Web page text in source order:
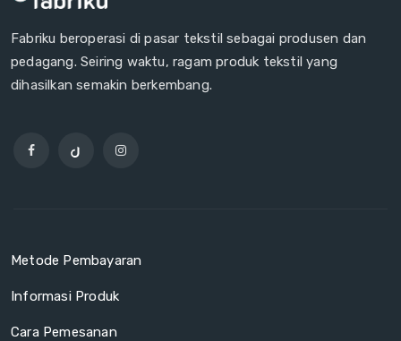
Fabriku beroperasi di pasar tekstil sebagai produsen dan
pedagang. Seiring waktu, ragam produk tekstil yang
dihasilkan semakin berkembang.
Metode Pembayaran
Informasi Produk
Cara Pemesanan